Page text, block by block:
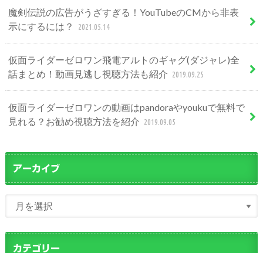
魔剣伝説の広告がうざすぎる！YouTubeのCMから非表
示にするには？
2021.05.14
仮面ライダーゼロワン飛電アルトのギャグ(ダジャレ)全
話まとめ！動画見逃し視聴方法も紹介 2019.09.25
仮面ライダーゼロワンの動画はpandoraやyoukuで無料で
見れる？お勧め視聴方法を紹介 2019.09.05
アーカイブ
カテゴリー